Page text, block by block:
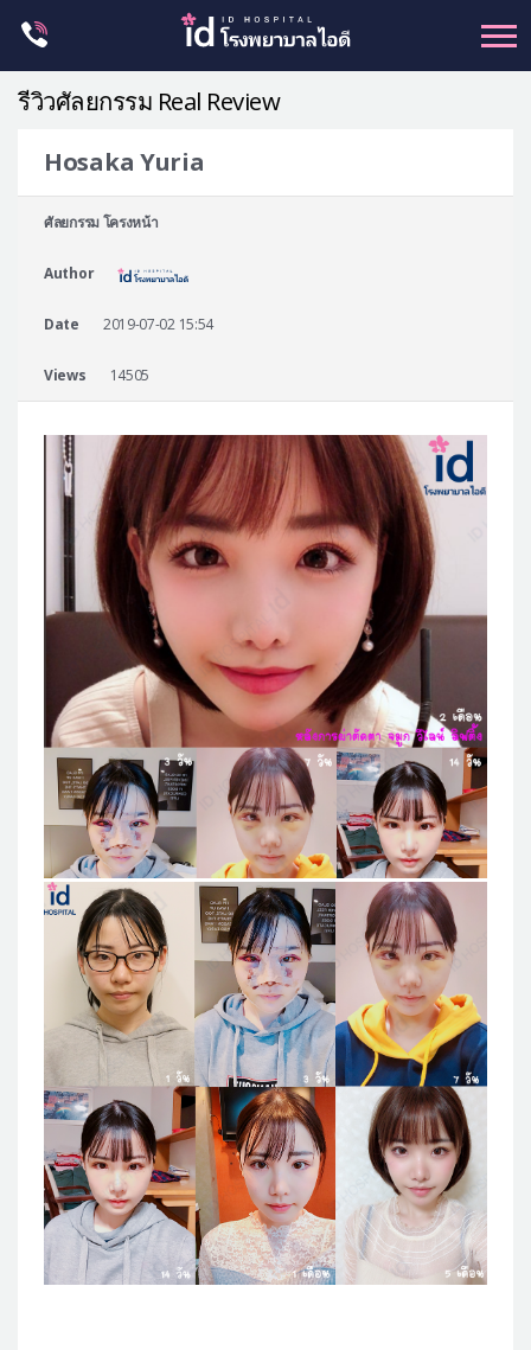
ศัลยกรรม โครงหน้า
หน้าอก
ร่างกาย-สัดส่วน
ศัลยกรรมผู้ชาย
แผนกศัลยกรรมจุดซ่อนเร้น
แนะนำโรงพยาบาลไอดี
ศัลยกรรมอย่างปลอดภัย
ปรึกษาทางออนไลน์
Real Selfie Review
รีวิวศัลยกรรม Real Review
Hosaka Yuria
ศัลยกรรม โครงหน้า
Author
Date 2019-07-02 15:54
Views 14505